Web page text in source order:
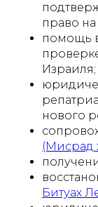
право
помощь
Израиля;
нового
(Мисрад
Битуах